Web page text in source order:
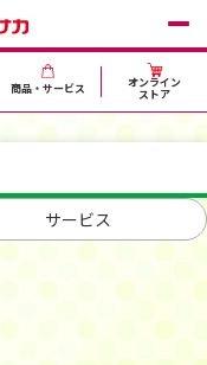
商品・サービス オンライン
ストア
サービス